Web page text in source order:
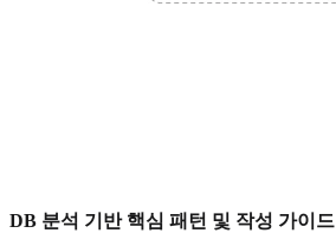
DB 분석 기반 핵심 패턴 및 작성 가이드